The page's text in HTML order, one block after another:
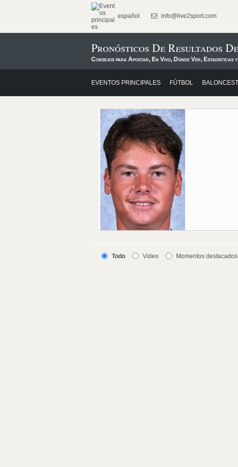
español info@live2sport.com
Pronósticos De Resultados
Consejos para Apostar, En Vivo, Dónde Ver, Estadísticas
EVENTOS PRINCIPALES FÚTBOL
Todo Video Momentos destacados